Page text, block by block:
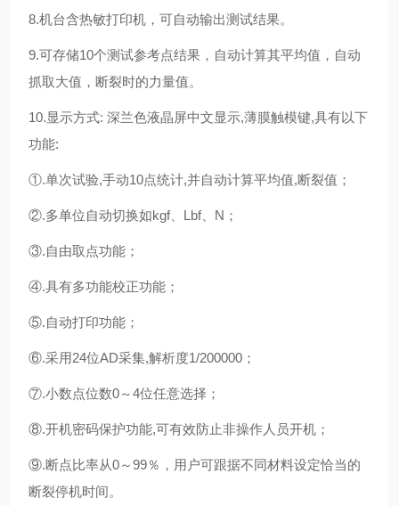
8.机台含热敏打印机，可自动输出测试结果。
9.可存储10个测试参考点结果，自动计算其平均值，自动
抓取大值，断裂时的力量值。
10.显示方式: 深兰色液晶屏中文显示,薄膜触模键,具有以下
功能:
①.单次试验,手动10点统计,并自动计算平均值,断裂值；
②.多单位自动切换如kgf、Lbf、N；
③.自由取点功能；
④.具有多功能校正功能；
⑤.自动打印功能；
⑥.采用24位AD采集,解析度1/200000；
⑦.小数点位数0～4位任意选择；
⑧.开机密码保护功能,可有效防止非操作人员开机；
⑨.断点比率从0～99％，用户可跟据不同材料设定恰当的
断裂停机时间。